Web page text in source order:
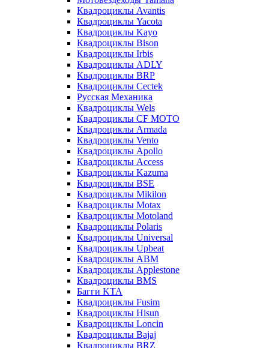
Квадроциклы Avantis
Квадроциклы Yacota
Квадроциклы Kayo
Квадроциклы Bison
Квадроциклы Irbis
Квадроциклы ADLY
Квадроциклы BRP
Квадроциклы Cectek
Русская Механика
Квадроциклы Wels
Квадроциклы CF MOTO
Квадроциклы Armada
Квадроциклы Vento
Квадроциклы Apollo
Квадроциклы Access
Квадроциклы Kazuma
Квадроциклы BSE
Квадроциклы Mikilon
Квадроциклы Motax
Квадроциклы Motoland
Квадроциклы Polaris
Квадроциклы Universal
Квадроциклы Upbeat
Квадроциклы ABM
Квадроциклы Applestone
Квадроциклы BMS
Багги KTA
Квадроциклы Fusim
Квадроциклы Hisun
Квадроциклы Loncin
Квадроциклы Bajaj
Квадроциклы BRZ